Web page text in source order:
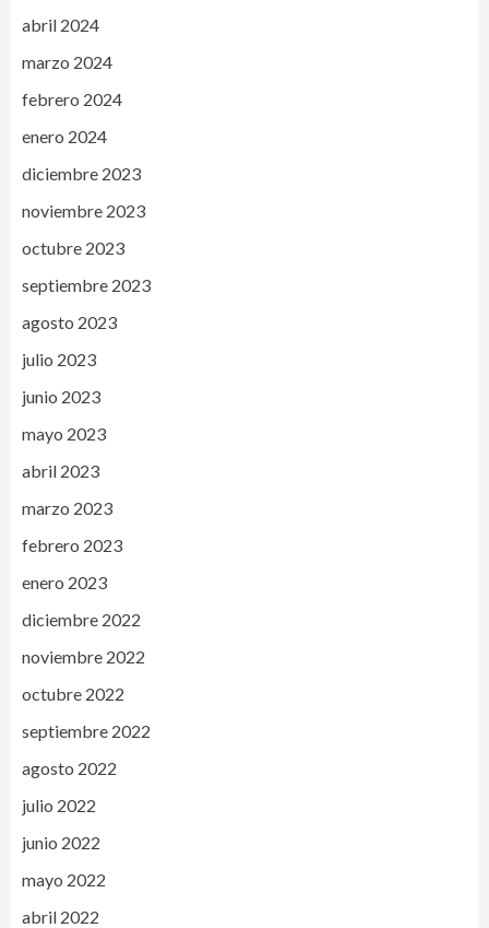
abril 2024
marzo 2024
febrero 2024
enero 2024
diciembre 2023
noviembre 2023
octubre 2023
septiembre 2023
agosto 2023
julio 2023
junio 2023
mayo 2023
abril 2023
marzo 2023
febrero 2023
enero 2023
diciembre 2022
noviembre 2022
octubre 2022
septiembre 2022
agosto 2022
julio 2022
junio 2022
mayo 2022
abril 2022